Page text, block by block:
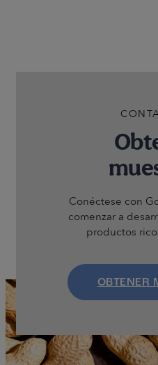
Conéctese con
comenzar a
productos
OBTENER